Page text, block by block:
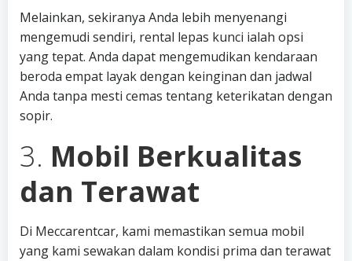
Melainkan, sekiranya Anda lebih menyenangi
mengemudi sendiri, rental lepas kunci ialah opsi
yang tepat. Anda dapat mengemudikan kendaraan
beroda empat layak dengan keinginan dan jadwal
Anda tanpa mesti cemas tentang keterikatan dengan
sopir.
3. Mobil Berkualitas
dan Terawat
Di Meccarentcar, kami memastikan semua mobil
yang kami sewakan dalam kondisi prima dan terawat